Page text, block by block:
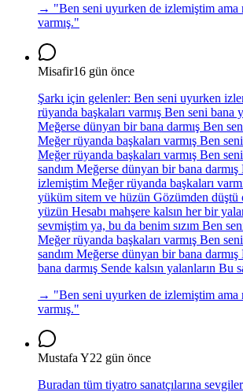
→ "Ben seni uyurken de izlemiştim ama
varmış."
Misafir16 gün önce
Şarkı için gelenler: Ben seni uyurken
rüyanda başkaları varmış Ben seni bana
Meğerse dünyan bir bana darmış Ben
Meğer rüyanda başkaları varmış Ben
Meğer rüyanda başkaları varmış Ben
sandım Meğerse dünyan bir bana
izlemiştim Meğer rüyanda başkaları
yüküm sitem ve hüzün Gözümden düştü
yüzün Hesabı mahşere kalsın her bir
sevmiştim ya, bu da benim sızım Ben
Meğer rüyanda başkaları varmış Ben
sandım Meğerse dünyan bir bana
bana darmış Sende kalsın yalanların Bu
→ "Ben seni uyurken de izlemiştim ama
varmış."
Mustafa Y22 gün önce
Buradan tüm tiyatro sanatçılarına